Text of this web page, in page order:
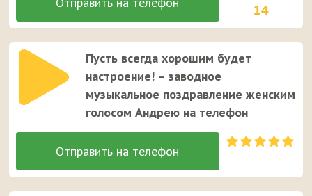
14
Пусть всегда хорошим будет
настроение! – заводное
музыкальное поздравление женским
голосом Андрею на телефон